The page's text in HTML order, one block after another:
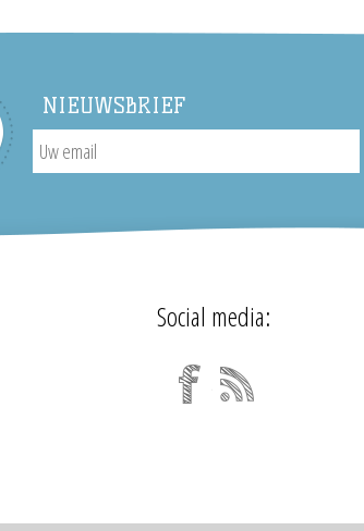
NIEUWSBRIEF
Social media: